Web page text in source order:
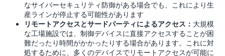
なサイバーセキュリティ防御がある場合でも、これにより生
産ラインが停止する可能性があります
リモートアクセスとサードパーティによるアクセス： 大規模
な工場施設では、制御デバイスに直接アクセスすることが困
難だったり時間がかかったりする場合があります。これに対
処するために、多くのデバイスでリモートアクセスが可能に